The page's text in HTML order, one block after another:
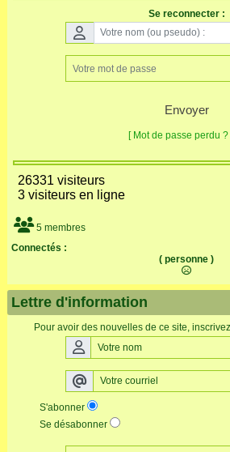
Se reconnecter :
Envoyer
[ Mot de passe perdu ?
26331 visiteurs
3 visiteurs en ligne
5 membres
Connectés :
( personne )
Lettre d'information
Pour avoir des nouvelles de ce site,
S'abonner
Se désabonner